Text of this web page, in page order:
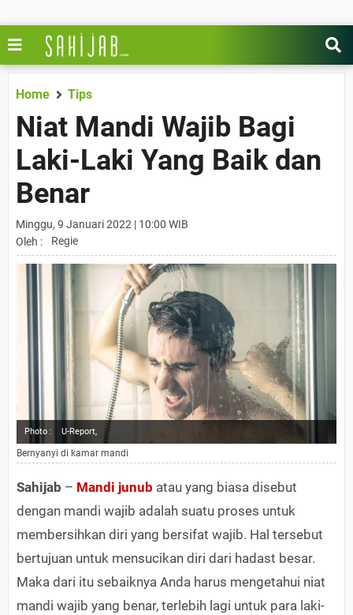
Home Tips
Niat Mandi Wajib Bagi
Laki-Laki Yang Baik dan
Benar
Minggu, 9 Januari 2022 | 10:00 WIB
Oleh :
Regie
Photo : U-Report,
Bernyanyi di kamar mandi
Sahijab – Mandi junub atau yang biasa disebut
dengan mandi wajib adalah suatu proses untuk
membersihkan diri yang bersifat wajib. Hal tersebut
bertujuan untuk mensucikan diri dari hadast besar.
Maka dari itu sebaiknya Anda harus mengetahui niat
mandi wajib yang benar, terlebih lagi untuk para laki-